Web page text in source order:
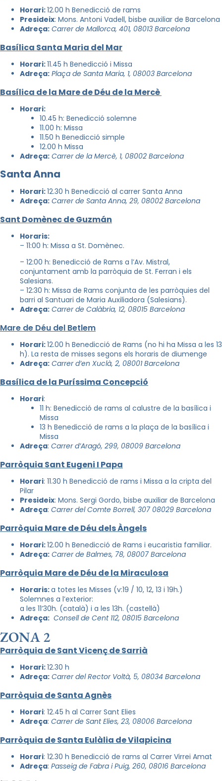
Horari:12.00 h Benedicció de rams
Presideix: Mons. Antoni Vadell, bisbe auxiliar de Barcelona
Adreça: Carrer de Mallorca, 401, 08013 Barcelona
Basílica Santa Maria del Mar
Horari:11.45 h Benedicció i Missa
Adreça: Plaça de Santa Maria, 1, 08003 Barcelona
Basílica de la Mare de Déu de la Mercè
Horari:
10.45 h: Benedicció solemne
11.00 h: Missa
11.50 h Benedicció simple
12.00 h Missa
Adreça: Carrer de la Mercè, 1, 08002 Barcelona
Santa Anna
Horari:12.30 h Benedicció al carrer Santa Anna
Adreça: Carrer de Santa Anna, 29, 08002 Barcelona
Sant Domènec de Guzmán
Horaris:
– 11:00 h: Missa a St. Domènec.
– 12:00 h: Benedicció de Rams a l’Av. Mistral,
conjuntament amb la parròquia de St. Ferran i els
Salesians.
– 12:30 h: Missa de Rams conjunta de les parròquies del
barri al Santuari de Maria Auxiliadora (Salesians).
Adreça: Carrer de Calàbria, 12, 08015 Barcelona
Mare de Déu del Betlem
Horari:12.00 h Benedicció de Rams (no hi ha Missa a les 13
h). La resta de misses segons els horaris de diumenge
Adreça: Carrer d’en Xuclà, 2, 08001 Barcelona
Basílica de la Puríssima Concepció
Horari:
11 h: Benedicció de rams al calustre de la basílica i
Missa
13 h Benedicció de rams a la plaça de la basílica i
Missa
Adreça: Carrer d’Aragó, 299, 08009 Barcelona
Parròquia Sant Eugeni I Papa
Horari: 11.30 h Benedicció de rams i Missa a la cripta del
Pilar
Presideix: Mons. Sergi Gordo, bisbe auxiliar de Barcelona
Adreça: Carrer del Comte Borrell, 307 08029 Barcelona
Parròquia Mare de Déu dels Àngels
Horari:12.00 h Benedicció de Rams i eucaristia familiar.
Adreça: Carrer de Balmes, 78, 08007 Barcelona
Parròquia Mare de Déu de la Miraculosa
Horaris:a totes les Misses (v:19 / 10, 12, 13 i 19h.)
Solemnes a l’exterior:
a les 11’30h. (català) i a les 13h. (castellà)
Adreça: Consell de Cent 112, 08015 Barcelona
ZONA 2
Parròquia de Sant Vicenç de Sarrià
Horari:12.30 h
Adreça: Carrer del Rector Voltà, 5, 08034 Barcelona
Parròquia de Santa Agnès
Horari: 12.45 h al Carrer Sant Elies
Adreça: Carrer de Sant Elies, 23, 08006 Barcelona
Parròquia de Santa Eulàlia de Vilapicina
Horari: 12.30 h Benedicció de rams al Carrer Virrei Amat
Adreça: Passeig de Fabra i Puig, 260, 08016 Barcelona